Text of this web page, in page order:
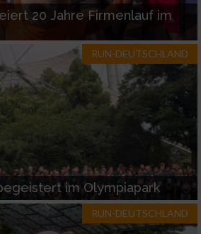
20 Jahre Firmenlauf im
RUN-DEUTSCHLAND
im Olympiapark
RUN-DEUTSCHLAND